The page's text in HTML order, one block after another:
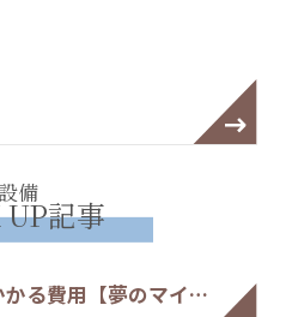
備
記事
る費用【夢のマイ…